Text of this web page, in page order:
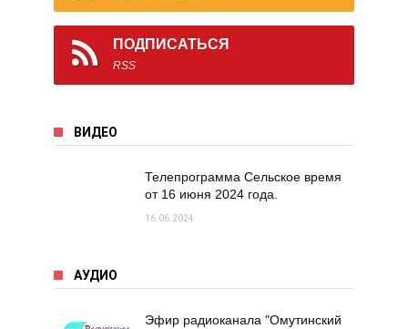
ПОДПИСАТЬСЯ
RSS
ВИДЕО
Телепрограмма Сельское время
от 16 июня 2024 года.
16.06.2024
АУДИО
Эфир радиоканала "Омутинский